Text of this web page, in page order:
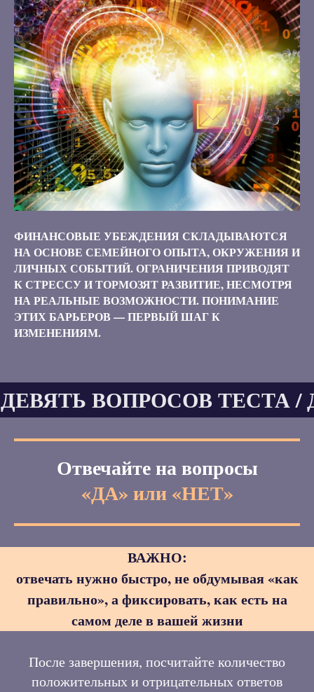
ФИНАНСОВЫЕ УБЕЖДЕНИЯ СКЛАДЫВАЮТСЯ
НА ОСНОВЕ СЕМЕЙНОГО ОПЫТА, ОКРУЖЕНИЯ И
ЛИЧНЫХ СОБЫТИЙ. ОГРАНИЧЕНИЯ ПРИВОДЯТ
К СТРЕССУ И ТОРМОЗЯТ РАЗВИТИЕ, НЕСМОТРЯ
НА РЕАЛЬНЫЕ ВОЗМОЖНОСТИ. ПОНИМАНИЕ
ЭТИХ БАРЬЕРОВ — ПЕРВЫЙ ШАГ К
ИЗМЕНЕНИЯМ.
ВОПРОСОВ
Отвечайте на вопросы
«ДА» или «НЕТ»
ВАЖНО:
отвечать нужно быстро, не обдумывая «как
правильно», а фиксировать, как есть на
самом деле в вашей жизни
После завершения, посчитайте количество
положительных и отрицательных ответов